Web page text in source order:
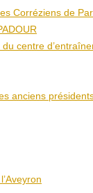
Corréziens de
centre
anciens